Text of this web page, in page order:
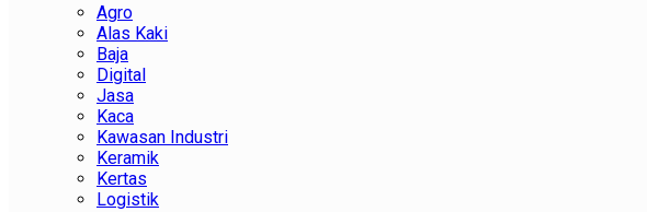
Agro
Alas Kaki
Baja
Digital
Jasa
Kaca
Kawasan Industri
Keramik
Kertas
Logistik